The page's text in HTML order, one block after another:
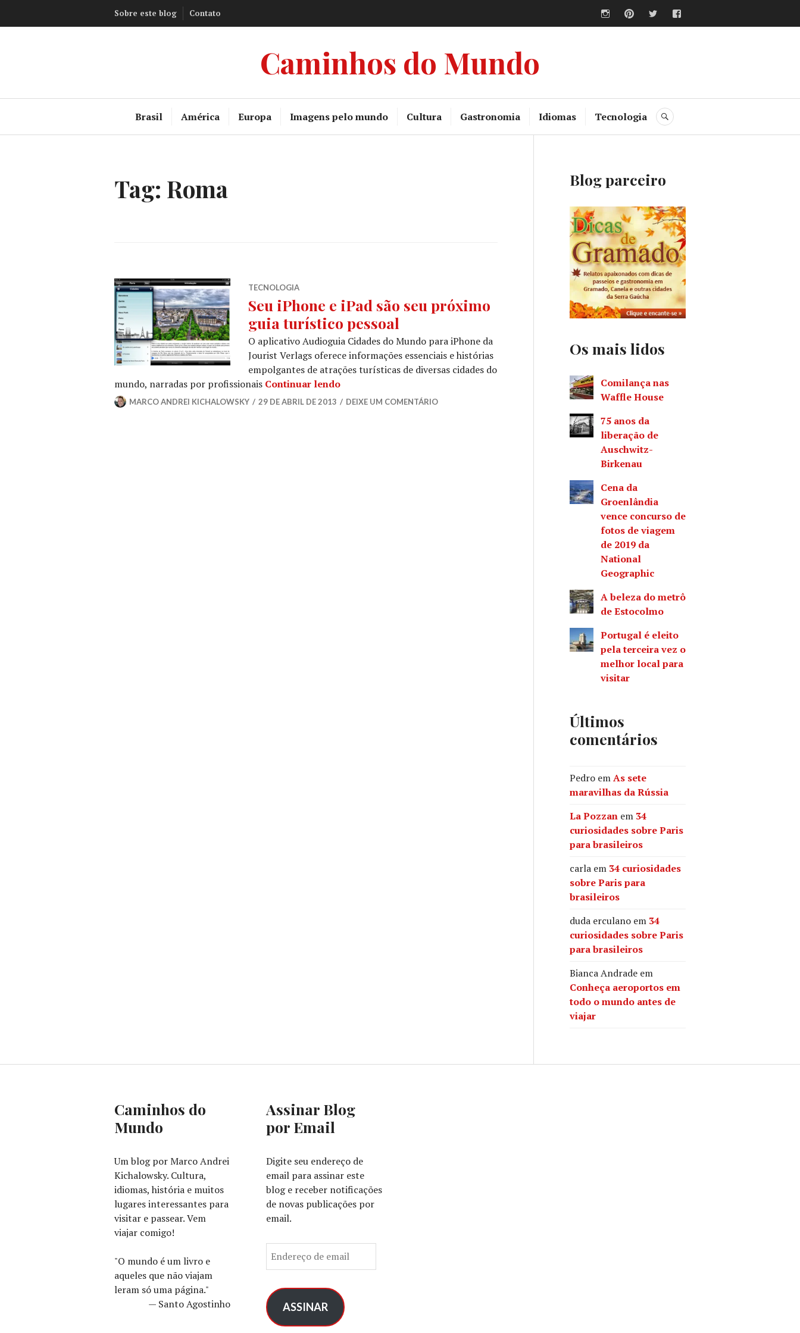
para
Sobre este blog Contato Instagram
PinterestTwitter
Caminhos do Mundo
Brasil América Europa Imagens pelo mundo Cultura Gastronomia Idiomas Tecnologia BUSCA
Tag: Roma
TECNOLOGIA
Seu iPhone e iPad são seu próximo
guia turístico pessoal
O aplicativo Audioguia Cidades do Mundo para iPhone da
Jourist Verlags oferece informações essenciais e histórias
empolgantes de atrações turísticas de diversas cidades do
mundo, narradas por profissionais Continuar lendoSeu iPhone e iPad são seu próximo guia turístico pessoal
MARCO ANDREI KICHALOWSKY 29 DE ABRIL DE 2013 DEIXE UM COMENTÁRIO
Blog parceiro
Os mais lidos
Comilança nas
Waffle House
75 anos da
liberação de
Auschwitz-
Birkenau
Cena da
Groenlândia
vence concurso de
fotos de viagem
de 2019 da
National
Geographic
A beleza do metrô
de Estocolmo
Portugal é eleito
pela terceira vez o
melhor local para
visitar
Últimos
comentários
Pedro emAs sete
maravilhas da Rússia
La Pozzan em 34
curiosidades sobre Paris
para brasileiros
carla em 34 curiosidades
sobre Paris para
brasileiros
duda erculano em 34
curiosidades sobre Paris
para brasileiros
Bianca Andrade em
Conheça aeroportos em
todo o mundo antes de
viajar
Caminhos do
Mundo
Um blog por Marco Andrei
Kichalowsky. Cultura,
idiomas, história e muitos
lugares interessantes para
visitar e passear. Vem
viajar comigo!
"O mundo é um livro e
aqueles que não viajam
leram só uma página."
— Santo Agostinho
Assinar Blog
por Email
Digite seu endereço de
email para assinar este
blog e receber notificações
de novas publicações por
email.
e
r
e
ASSINAR